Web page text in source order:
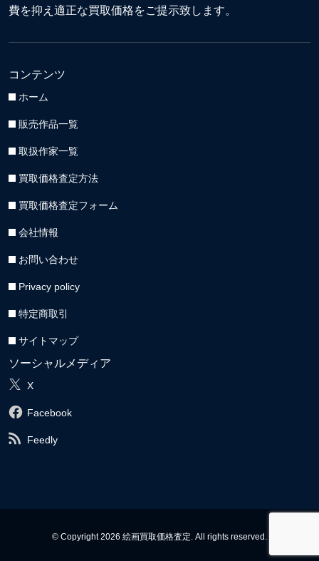
費を抑え適正な買取価格をご提示致します。
コンテンツ
ホーム
販売作品一覧
取扱作家一覧
買取価格査定方法
買取価格査定フォーム
会社情報
お問い合わせ
Privacy policy
特定商取引
サイトマップ
ソーシャルメディア
X
Facebook
Feedly
© Copyright 2026 絵画買取価格査定. All rights reserved.